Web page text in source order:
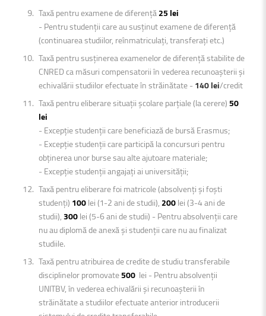
Taxă pentru examene de diferență25 lei
- Pentru studenții care au susținut examene de diferență
(continuarea studiilor, reînmatriculați, transferați etc.)
Taxă pentru susținerea examenelor de diferență stabilite de
CNRED ca măsuri compensatorii în vederea recunoașterii și
echivalării studiilor efectuate în străinătate - 140 lei/credit
Taxă pentru eliberare situații şcolare parțiale (la cerere)50
lei
- Excepție studenții care beneficiază de bursă Erasmus;
- Excepție studenții care participă la concursuri pentru
obținerea unor burse sau alte ajutoare materiale;
- Excepție studenții angajați ai universității;
Taxă pentru eliberare foi matricole (absolvenți și foști
studenți) 100lei (1-2 ani de studii),200lei (3-4 ani de
studii),300lei (5-6 ani de studii) - Pentru absolvenții care
nu au diplomă de anexă și studenții care nu au finalizat
studiile.
Taxă pentru atribuirea de credite de studiu transferabile
disciplinelor promovate500 lei - Pentru absolvenții
UNITBV, în vederea echivalării și recunoașterii în
străinătate a studiilor efectuate anterior introducerii